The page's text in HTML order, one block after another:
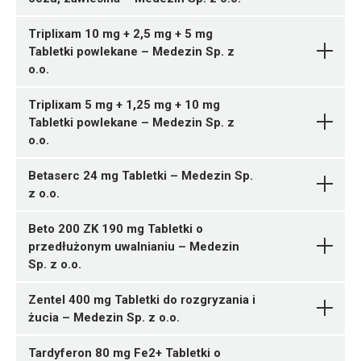
Levocetirizini
dihydrochloridum Medezin
Sp. z o.o.
Pytanie o produkt
Dexamethasonum +
Levofloxacinum
Medezin Sp. z o.o.
Pytanie o produkt
Ulotka
Escitalopramum
Medezin Sp. z o.o.
Pytanie o produkt
Ulotka
Desogestrelum
Medezin Sp. z o.o.
Pytanie o produkt
05909991599225 ¦ Rp ¦ 166715
30 tabl.
05909991599249 ¦ Rp ¦ 166716
05909991599232 ¦ Rp ¦ 166717
60 tabl.
Ulotka
30 tabl.
Ulotka
Medezin Sp. z o.o.
05909991597306 ¦ Rp ¦ 166337
05909991597313 ¦ Rp ¦ 166338
Ulotka
05909991597009 ¦ Rp ¦ 166298
S01CA01
Triplixam 10 mg + 2,5 mg + 5 mg
Tabletki powlekane – Medezin Sp. z
o.o.
05909991596972 ¦ Rp ¦ 166294
30 tabl.
05909991596989 ¦ Rp ¦ 166295
05909991596996 ¦ Rp ¦ 166296
Triplixam 5 mg + 1,25 mg + 10 mg
Tabletki powlekane – Medezin Sp. z
o.o.
05909991597030 ¦ Rp ¦ 166301
Betaserc 24 mg Tabletki – Medezin Sp.
z o.o.
Beto 200 ZK 190 mg Tabletki o
przedłużonym uwalnianiu – Medezin
Sp. z o.o.
Zentel 400 mg Tabletki do rozgryzania i
żucia – Medezin Sp. z o.o.
Tardyferon 80 mg Fe2+ Tabletki o